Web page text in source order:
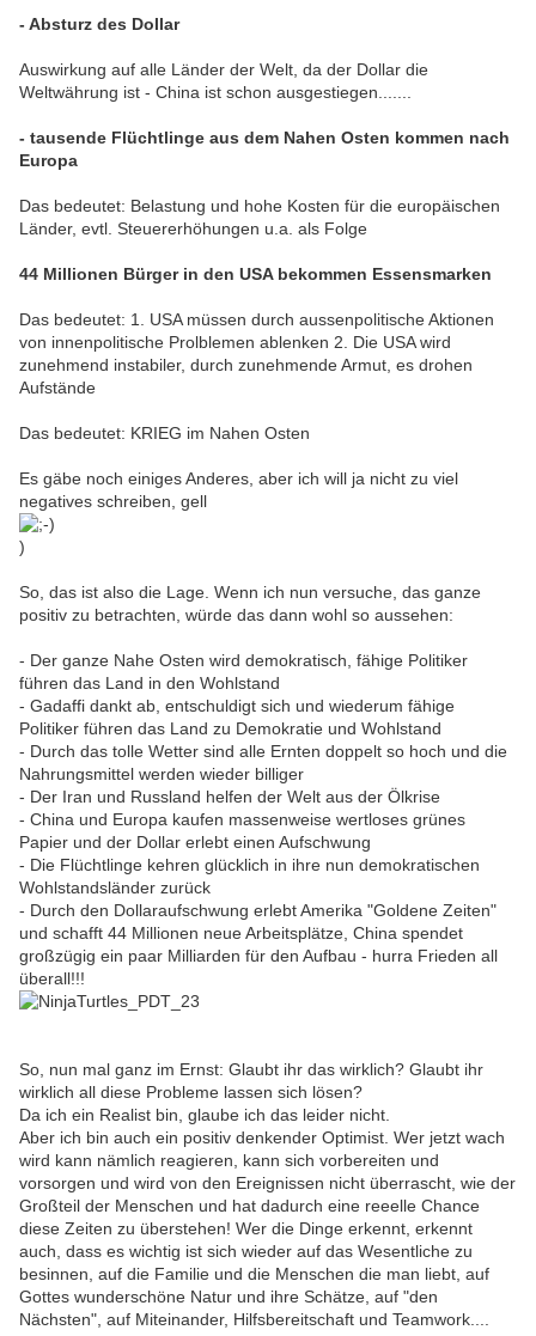
- Absturz des Dollar
Auswirkung auf alle Länder der Welt, da der Dollar die
Weltwährung ist - China ist schon ausgestiegen.......
- tausende Flüchtlinge aus dem Nahen Osten kommen nach
Europa
Das bedeutet: Belastung und hohe Kosten für die europäischen
Länder, evtl. Steuererhöhungen u.a. als Folge
44 Millionen Bürger in den USA bekommen Essensmarken
Das bedeutet: 1. USA müssen durch aussenpolitische Aktionen
von innenpolitische Prolblemen ablenken 2. Die USA wird
zunehmend instabiler, durch zunehmende Armut, es drohen
Aufstände
Das bedeutet: KRIEG im Nahen Osten
Es gäbe noch einiges Anderes, aber ich will ja nicht zu viel
negatives schreiben, gell
)
So, das ist also die Lage. Wenn ich nun versuche, das ganze
positiv zu betrachten, würde das dann wohl so aussehen:
- Der ganze Nahe Osten wird demokratisch, fähige Politiker
führen das Land in den Wohlstand
- Gadaffi dankt ab, entschuldigt sich und wiederum fähige
Politiker führen das Land zu Demokratie und Wohlstand
- Durch das tolle Wetter sind alle Ernten doppelt so hoch und die
Nahrungsmittel werden wieder billiger
- Der Iran und Russland helfen der Welt aus der Ölkrise
- China und Europa kaufen massenweise wertloses grünes
Papier und der Dollar erlebt einen Aufschwung
- Die Flüchtlinge kehren glücklich in ihre nun demokratischen
Wohlstandsländer zurück
- Durch den Dollaraufschwung erlebt Amerika "Goldene Zeiten"
und schafft 44 Millionen neue Arbeitsplätze, China spendet
großzügig ein paar Milliarden für den Aufbau - hurra Frieden all
überall!!!
So, nun mal ganz im Ernst: Glaubt ihr das wirklich? Glaubt ihr
wirklich all diese Probleme lassen sich lösen?
Da ich ein Realist bin, glaube ich das leider nicht.
Aber ich bin auch ein positiv denkender Optimist. Wer jetzt wach
wird kann nämlich reagieren, kann sich vorbereiten und
vorsorgen und wird von den Ereignissen nicht überrascht, wie der
Großteil der Menschen und hat dadurch eine reeelle Chance
diese Zeiten zu überstehen! Wer die Dinge erkennt, erkennt
auch, dass es wichtig ist sich wieder auf das Wesentliche zu
besinnen, auf die Familie und die Menschen die man liebt, auf
Gottes wunderschöne Natur und ihre Schätze, auf "den
Nächsten", auf Miteinander, Hilfsbereitschaft und Teamwork....